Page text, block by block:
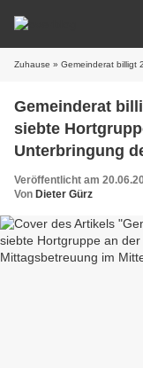
Zuhause » Gemeinderat billigt 20.000 Euro-
Gemeinderat
siebte
Unterbringung
Mittelbau
Veröffentlicht am
Von Dieter Gürz